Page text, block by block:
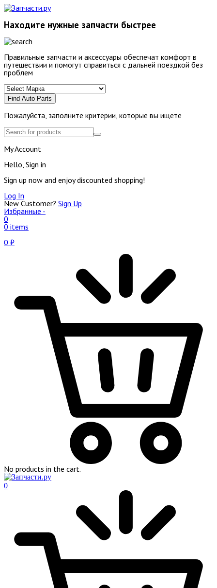
Находите нужные запчасти быстрее
Правильные запчасти и аксессуары обеспечат комфорт в
путешествии и помогут справиться с дальней поездкой без
проблем
Find Auto Parts
Пожалуйста, заполните критерии, которые вы ищете
My Account
Hello, Sign in
Sign up now and enjoy discounted shopping!
Log In
New Customer? Sign Up
Избранные -
0
0 items
0 ₽
No products in the cart.
0